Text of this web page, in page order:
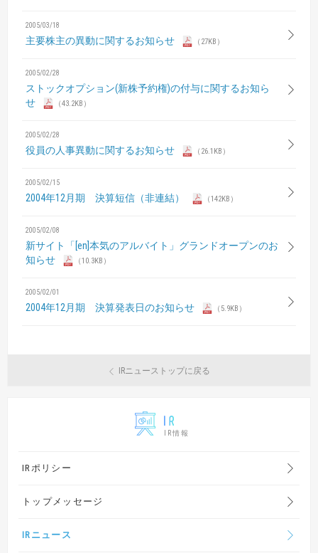
IR情報
IRポリシー
トップメッセージ
IRニュース
2005/03/18
主要株主の異動に関するお知らせ （27KB）
2005/02/28
ストックオプション(新株予約権)の付与に関するお知ら
せ
（43.2KB）
2005/02/28
役員の人事異動に関するお知らせ （26.1KB）
2005/02/15
2004年12月期 決算短信（非連結） （142KB）
2005/02/08
新サイト「[en]本気のアルバイト」グランドオープンのお
知らせ
（10.3KB）
2005/02/01
2004年12月期 決算発表日のお知らせ （5.9KB）
IRニューストップに戻る